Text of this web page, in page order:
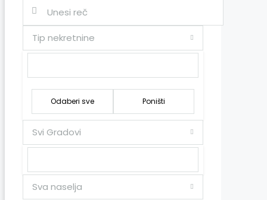
Tip nekretnine
Odaberi sve Poništi
Svi Gradovi
Sva naselja